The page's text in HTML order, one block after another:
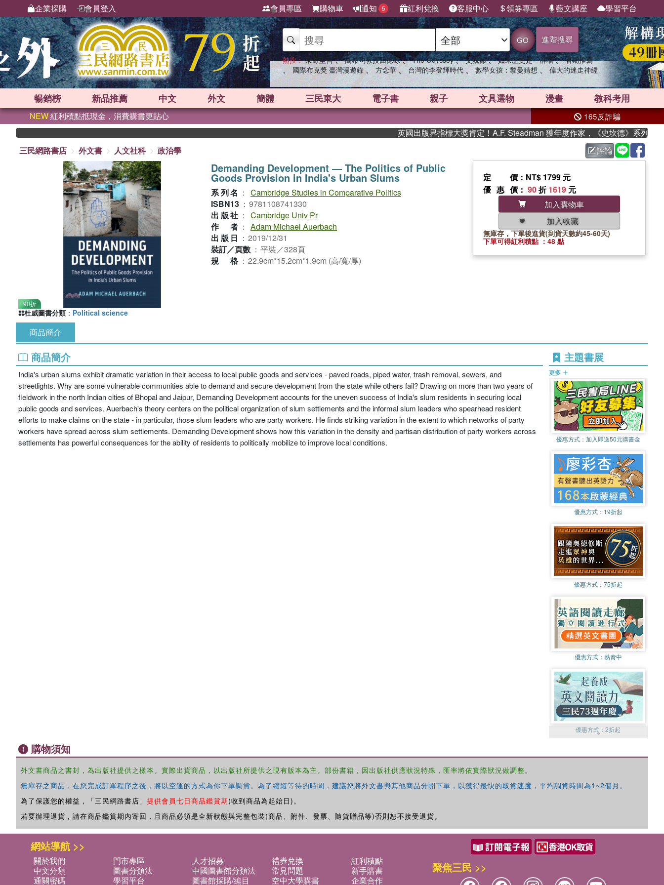
企業採購 會員登入 會員專區 購物車 通知 5 紅利兌換 客服中心 領券專區 藝文講座 學習平台
GO 進階搜尋
熱搜： 東野圭吾 、 高希均教授回憶錄 、 The Odyssey 、 父親節 、 如果歷史是一群喵 、 暑期推薦
、 國際布克獎 臺灣漫遊錄 、 方念華 、 台灣的李登輝時代 、 數學女孩：黎曼猜想 、 偉大的迷走神經
暢銷榜 新品推薦 中文 外文 簡體 三民東大 電子書 親子 文具選物 漫畫 教科考用
NEW紅利積點抵現金，消費購書更貼心 165反詐騙
英國出版界指標大獎肯定！A.F. Steadman 獲年度作家，《史坎德》系列帶你踏
三民網路書店
外文書 人文社科 政治學 評論
90折
Demanding Development ― The Politics of Public
Goods Provision in India's Urban Slums
系列名 ： Cambridge Studies in Comparative Politics
ISBN13 ： 9781108741330
出版社 ： Cambridge Univ Pr
作者 ： Adam Michael Auerbach
出版日 ： 2019/12/31
裝訂／頁數 ： 平裝／328頁
規格 ： 22.9cm*15.2cm*1.9cm (高/寬/厚)
定價 ：NT$ 1799 元
優惠價 ： 90折1619 元
加入購物車
加入收藏
無庫存，下單後進貨(到貨天數約45-60天)
下單可得紅利積點 ：48 點
杜威圖書分類 ： Political science
商品簡介
商品簡介
India's urban slums exhibit dramatic variation in their access to local public goods and services - paved roads, piped water, trash removal, sewers, and
streetlights. Why are some vulnerable communities able to demand and secure development from the state while others fail? Drawing on more than two years of
fieldwork in the north Indian cities of Bhopal and Jaipur, Demanding Development accounts for the uneven success of India's slum residents in securing local
public goods and services. Auerbach's theory centers on the political organization of slum settlements and the informal slum leaders who spearhead resident
efforts to make claims on the state - in particular, those slum leaders who are party workers. He finds striking variation in the extent to which networks of party
workers have spread across slum settlements. Demanding Development shows how this variation in the density and partisan distribution of party workers across
settlements has powerful consequences for the ability of residents to politically mobilize to improve local conditions.
主題書展
更多
優惠方式： 加入即送50元購書金
優惠方式： 19折起
優惠方式： 75折起
優惠方式： 熱賣中
優惠方式：2折起
購物須知
外文書商品之書封，為出版社提供之樣本。實際出貨商品，以出版社所提供之現有版本為主。部份書籍，因出版社供應狀況特殊，匯率將依實際狀況做調整。
無庫存之商品，在您完成訂單程序之後，將以空運的方式為你下單調貨。為了縮短等待的時間，建議您將外文書與其他商品分開下單，以獲得最快的取貨速度，平均調貨時間為1~2個月。
為了保護您的權益，「三民網路書店」 提供會員七日商品鑑賞期(收到商品為起始日)。
若要辦理退貨，請在商品鑑賞期內寄回，且商品必須是全新狀態與完整包裝(商品、附件、發票、隨貨贈品等)否則恕不接受退貨。
網站導航 >>
關於我們 門市專區 人才招募 禮券兌換
紅利積點
中文分類
圖書分類法 中國圖書館分類法 常見問題
新手購書
通關密碼
學習平台 圖書館採購/編目 空中大學購書
企業合作
聚焦三民 >>